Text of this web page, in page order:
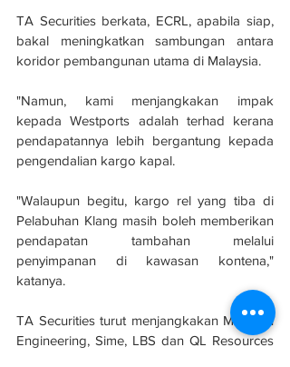
TA Securities berkata, ECRL, apabila siap,
bakal meningkatkan sambungan antara
koridor pembangunan utama di Malaysia.
"Namun, kami menjangkakan impak
kepada Westports adalah terhad kerana
pendapatannya lebih bergantung kepada
pengendalian kargo kapal.
"Walaupun begitu, kargo rel yang tiba di
Pelabuhan Klang masih boleh memberikan
pendapatan tambahan melalui
penyimpanan di kawasan kontena,"
katanya.
TA Securities turut menjangkakan Muhibah
Engineering, Sime, LBS dan QL Resources